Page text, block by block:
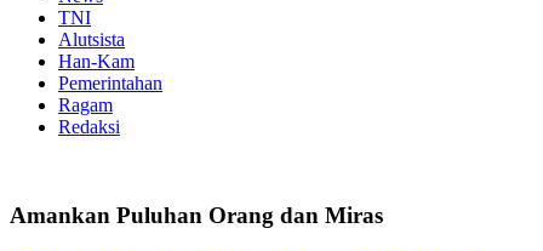
TNI
Alutsista
Han-Kam
Pemerintahan
Ragam
Redaksi
Amankan Puluhan Orang dan Miras